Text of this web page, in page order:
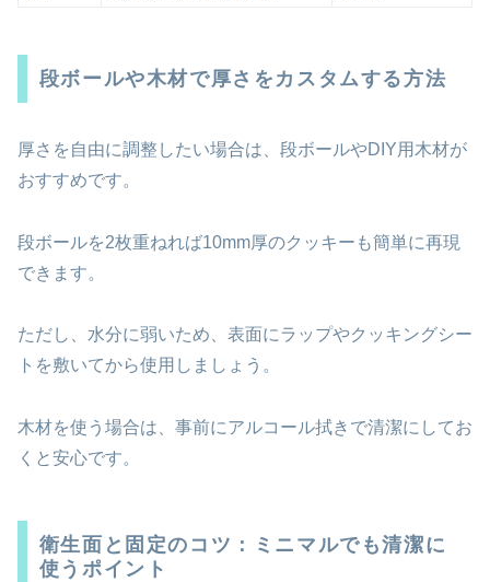
段ボールや木材で厚さをカスタムする方法
厚さを自由に調整したい場合は、段ボールやDIY用木材が
おすすめです。
段ボールを2枚重ねれば10mm厚のクッキーも簡単に再現
できます。
ただし、水分に弱いため、表面にラップやクッキングシー
トを敷いてから使用しましょう。
木材を使う場合は、事前にアルコール拭きで清潔にしてお
くと安心です。
衛生面と固定のコツ：ミニマルでも清潔に
使うポイント